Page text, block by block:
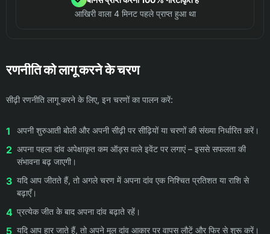
आखिरी वाला 4 मिनट पहले प्राप्त हुआ था
रणनीति को लागू करने के चरण
सीढ़ी रणनीति लागू करने के लिए, इन चरणों का पालन करें:
अपनी शुरुआती बोली और अपनी सीढ़ी पर सीढ़ियों या चरणों की संख्या निर्धारित करें।
अपना पहला दांव अपेक्षाकृत कम ऑड्स वाले इवेंट पर लगाएं – इससे सफलता की
संभावना बढ़ जाएगी।
यदि आप जीतते हैं, तो अगले चरण में अपना दांव एक निश्चित प्रतिशत या राशि से
बढ़ाएँ।
प्रत्येक जीत के बाद अपना दांव बढ़ाते रहें।
यदि आप हार जाते हैं, तो अपने मूल दांव आकार पर वापस लौटें और फिर से शुरू करें।